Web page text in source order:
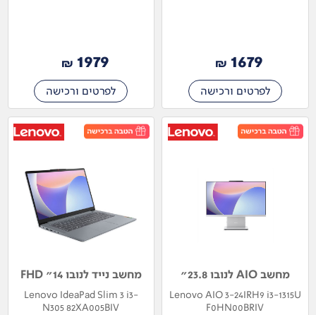
1679
₪
לפרטים ורכישה
1979
₪
לפרטים ורכישה
מחשב AIO לנובו 23.8"
Lenovo AIO 3-24IRH9 i3-1315U
F0HN00BRIV
מחשב נייד לנובו 14" FHD
Lenovo IdeaPad Slim 3 i3-
N305 82XA005BIV